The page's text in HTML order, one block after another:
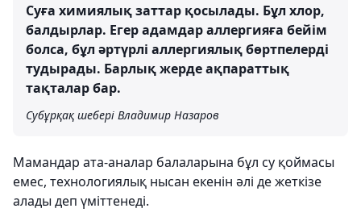
Суға химиялық заттар қосылады. Бұл хлор,
балдырлар. Егер адамдар аллергияға бейім
болса, бұл әртүрлі аллергиялық бөртпелерді
тудырады. Барлық жерде ақпараттық
тақталар бар.
Субұрқақ шебері Владимир Назаров
Мамандар ата-аналар балаларына бұл су қоймасы
емес, технологиялық нысан екенін әлі де жеткізе
алады деп үміттенеді.